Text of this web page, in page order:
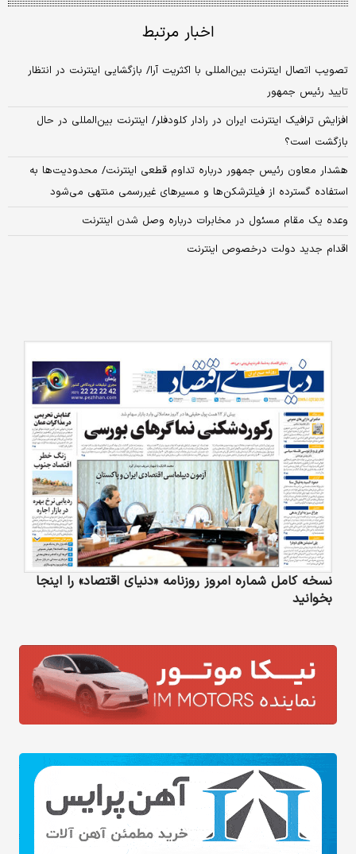
اخبار مرتبط
تصویب اتصال اینترنت بین‌المللی با اکثریت آرا/ بازگشایی اینترنت در انتظار
تایید رئیس جمهور
افزایش ترافیک اینترنت ایران در رادار کلودفلر/ اینترنت بین‌المللی در حال
بازگشت است؟
هشدار معاون رئیس جمهور درباره تداوم قطعی اینترنت/ محدودیت‌ها به
استفاده گسترده از فیلترشکن‌ها و مسیرهای غیررسمی منتهی می‌شود
وعده یک مقام مسئول در مخابرات درباره وصل شدن اینترنت
اقدام جدید دولت درخصوص اینترنت
نسخه کامل شماره امروز روزنامه «دنیای‌ اقتصاد» را اینجا
بخوانید